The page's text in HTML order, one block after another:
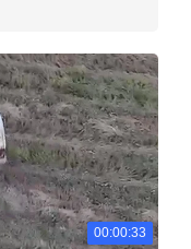
00:00:33